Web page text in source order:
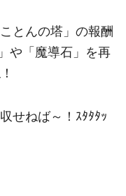
とんの塔」の報酬
や「魔導石」を再
せねば～！ｽﾀﾀﾀｯ